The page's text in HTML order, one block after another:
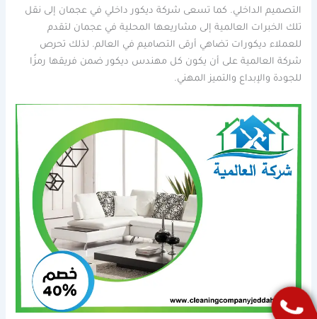
التصميم الداخلي. كما تسعى شركة ديكور داخلي في عجمان إلى نقل
تلك الخبرات العالمية إلى مشاريعها المحلية في عجمان لتقدم
للعملاء ديكورات تضاهي أرقى التصاميم في العالم. لذلك تحرص
شركة العالمية على أن يكون كل مهندس ديكور ضمن فريقها رمزًا
للجودة والإبداع والتميز المهني.